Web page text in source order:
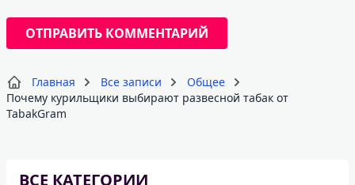
Главная Все записи
Общее
Почему курильщики выбирают развесной табак от
TabakGram
ВСЕ КАТЕГОРИИ